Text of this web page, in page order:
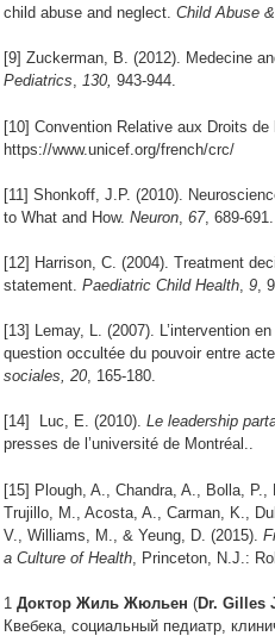
child abuse and neglect. Child Abuse
[9] Zuckerman, B. (2012). Medecine
Pediatrics, 130, 943-944.
[10] Convention Relative aux Droits
https://www.unicef.org/french/crc/
[11] Shonkoff, J.P. (2010).
to What and How. Neuron 67, 689-691.
[12] Harrison, C. (2004). Treatment
statement. Paediatric Child Health, 9,
[13] Lemay, L. (2007). L’intervention
question occultée du pouvoir entre
sociales, 20, 165-180.
[14] Luc, E. (2010). Le leadership
presses de l’université de Montréal..
[15] Plough, A., Chandra, A., Bolla,
Trujillo, M., Acosta, A., Carman, K.,
V., Williams, M., & Yeung, D. (2015).
a Culture of Health , Princeton, N.J.:
1 Доктор Жиль Жюльен (Dr. Gilles
Квебека, социальный педиатр,